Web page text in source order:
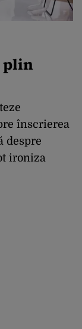
plin
înscrierea
despre
ironiza